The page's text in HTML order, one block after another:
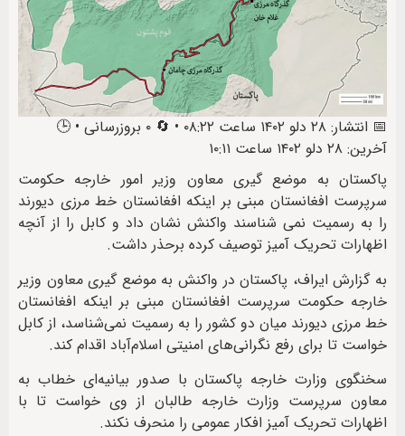
📅 انتشار: ۲۸ دلو ۱۴۰۲ ساعت ۰۸:۲۲ • 🔄 ۰ بروزرسانی • 🕒
آخرین: ۲۸ دلو ۱۴۰۲ ساعت ۱۰:۱۱
پاکستان به موضع گیری معاون وزیر امور خارجه حکومت
سرپرست افغانستان مبنی بر اینکه افغانستان خط مرزی دیورند
را به رسمیت نمی شناسند واکنش نشان داد و کابل را از آنچه
اظهارات تحریک آمیز توصیف کرده برحذر داشت.
به گزارش ایراف، پاکستان در واکنش به موضع گیری معاون وزیر
خارجه حکومت سرپرست افغانستان مبنی بر اینکه افغانستان
خط مرزی دیورند میان دو کشور را به رسمیت نمی‌شناسد، از کابل
خواست تا برای رفع نگرانی‌های امنیتی اسلام‌آباد اقدام کند.
سخنگوی وزارت خارجه پاکستان با صدور بیانیه‌ای خطاب به
معاون سرپرست وزارت خارجه طالبان از وی خواست تا با
اظهارات تحریک آمیز افکار عمومی را منحرف نکند.